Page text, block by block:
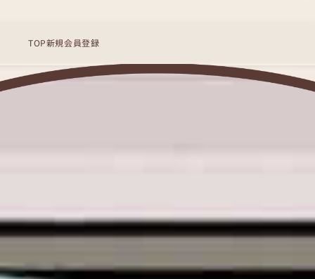
TOP新規会員登録